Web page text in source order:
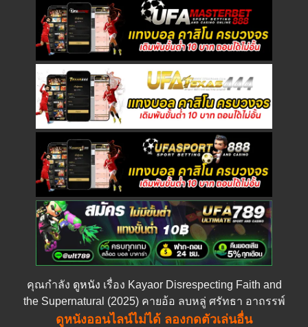
คุณกำลัง ดูหนัง เรื่อง Kayaor Disrespecting Faith and
the Supernatural (2025) คายอ้อ ลบหลู่ ศรัทธา อาถรรพ์
ดูหนังออนไลน์ไม่ได้ ลองกดตัวเล่นอื่น